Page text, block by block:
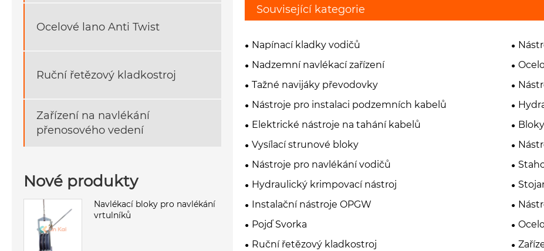
Ocelové lano Anti Twist
Ruční řetězový kladkostroj
Zařízení na navlékání
přenosového vedení
Nové produkty
Navlékací bloky pro navlékání
vrtulníků
Související kategorie
Napínací kladky vodičů
Nadzemní navlékací zařízení
Tažné navijáky převodovky
Nástroje pro instalaci podzemních kabelů
Elektrické nástroje na tahání kabelů
Vysílací strunové bloky
Nástroje pro navlékání vodičů
Hydraulický krimpovací nástroj
Instalační nástroje OPGW
Pojď Svorka
Ruční řetězový kladkostroj